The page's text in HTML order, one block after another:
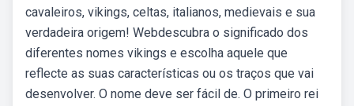
cavaleiros, vikings, celtas, italianos, medievais e sua
verdadeira origem! Webdescubra o significado dos
diferentes nomes vikings e escolha aquele que
reflecte as suas características ou os traços que vai
desenvolver. O nome deve ser fácil de. O primeiro rei